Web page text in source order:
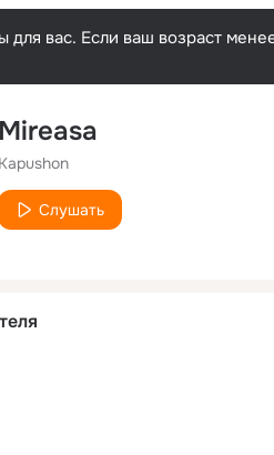
вас. Если ваш возраст
Mireasa
Kapushon
Слушать